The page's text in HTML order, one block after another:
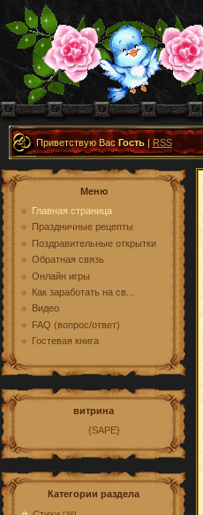
Приветствую ВасГость|RSS
Меню
Главная страница
Праздничные рецепты
Поздравительные открытки
Обратная связь
Онлайн игры
Как заработать на св...
Видео
FAQ (вопрос/ответ)
Гостевая книга
витрина
{SAPE}
Категории раздела